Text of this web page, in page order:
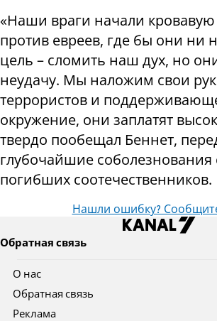
«Наши враги начали
против евреев, где бы они ни
цель – сломить наш дух, но
неудачу. Мы наложим свои
террористов и
окружение, они заплатят
твердо пообещал Беннет,
глубочайшие
погибших соотечественников.
Нашли ошибку?
Обратная связь
О нас
Обратная связь
Реклама